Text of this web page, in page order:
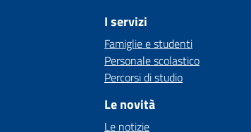
I servizi
Famiglie e studenti
Personale scolastico
Percorsi di studio
Le novità
Le notizie